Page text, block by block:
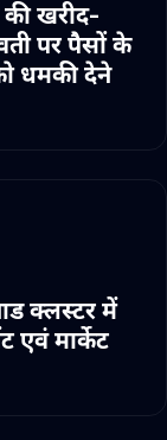
की खरीद-
पर पैसों के
धमकी देने
क्लस्टर में
एवं मार्केट